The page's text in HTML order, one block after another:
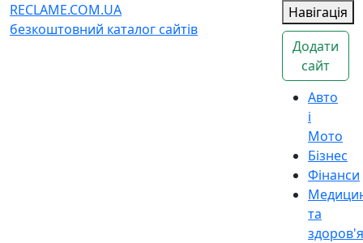
RECLAME.COM.UA
безкоштовний каталог сайтів
Навігація
Додати
сайт
Авто
і
Мото
Бізнес
Фінанси
та
здоров'я